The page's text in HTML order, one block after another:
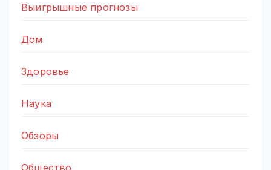
Выигрышные прогнозы
Дом
Здоровье
Наука
Обзоры
Общество